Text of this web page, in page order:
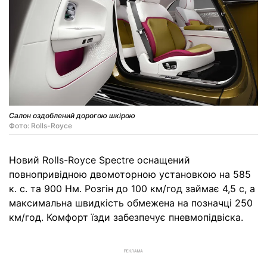
Салон оздоблений дорогою шкірою
Фото: Rolls-Royce
Новий Rolls-Royce Spectre оснащений
повнопривідною двомоторною установкою на 585
к. с. та 900 Нм. Розгін до 100 км/год займає 4,5 с, а
максимальна швидкість обмежена на позначці 250
км/год. Комфорт їзди забезпечує пневмопідвіска.
РЕКЛАМА